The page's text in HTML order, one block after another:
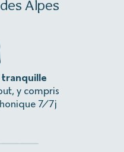
Alpes
tranquille
y compris
7/7j